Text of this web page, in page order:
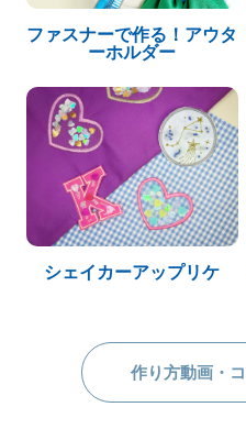
ファスナーで作る！アウタ
ーホルダー
シェイカーアップリケ
作り方動画・